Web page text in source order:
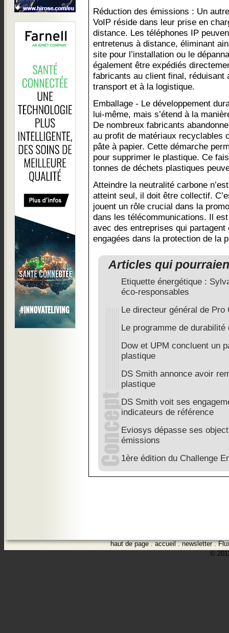
Réduction des émissions : Un
VoIP réside dans leur prise en
distance. Les téléphones IP
entretenus à distance, éliminant
site pour l’installation ou le
également être expédiés
fabricants au client final, réduisant
transport et à la logistique.
Emballage - Le développement
lui-même, mais s’étend à la
De nombreux fabricants
au profit de matériaux recyclables
pâte à papier. Cette démarche
pour supprimer le plastique. Ce
tonnes de déchets plastiques
Atteindre la neutralité carbone
atteint seul, il doit être collectif.
jouent un rôle crucial dans la
dans les télécommunications. Il
avec des entreprises qui
engagées dans la protection de la
Articles qui
Etiquette énergétique :
éco-responsables
Le directeur général de
Le programme de durabilité
Dow et UPM concluent un
plastique
DS Smith annonce avoir
plastique
DS Smith voit ses
indicateurs de référence
Eviosys dépasse ses
émissions
1ère édition du Challenge
haut de page.accueil.newsletter.
©